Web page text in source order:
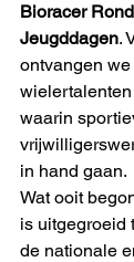
Bioracer
Jeugddagen.
ontvangen
waarin
in hand gaan.
Wat ooit
is uitgegroeid
de nationale